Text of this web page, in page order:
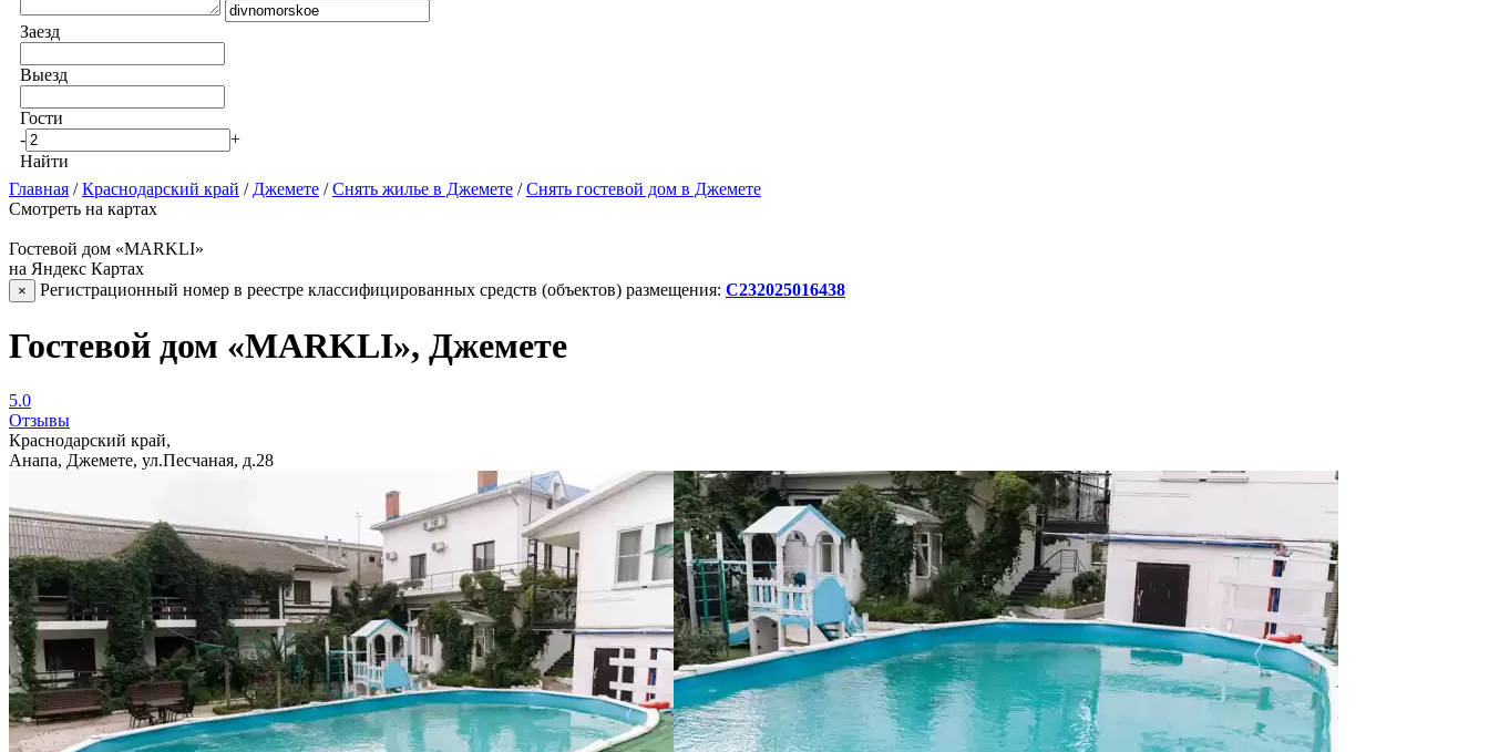
Заезд
Выезд
Гости
-
+
Найти
Главная /Краснодарский край / Джемете /Снять жилье в Джемете /Снять гостевой дом в Джемете
Смотреть на картах
Гостевой дом «MARKLI»
на Яндекс Картах
× Регистрационный номер в реестре классифицированных средств (объектов) размещения: С232025016438
Гостевой дом «MARKLI», Джемете
5.0
Отзывы
Краснодарский край,
Анапа, Джемете, ул.Песчаная, д.28